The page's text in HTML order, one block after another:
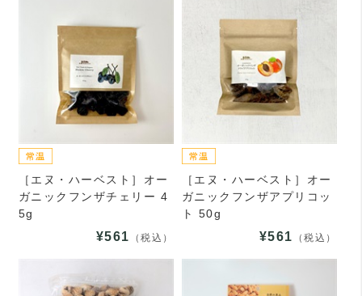
［エヌ・ハーベスト］オー
ガニックフンザチェリー 4
5g
¥561 （税込）
［エヌ・ハーベスト］オー
ガニックフンザアプリコッ
ト 50g
¥561 （税込）